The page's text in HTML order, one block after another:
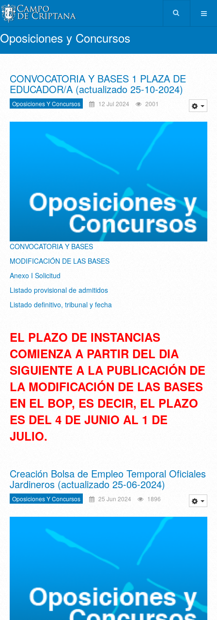
Oposiciones y Concursos
CONVOCATORIA Y BASES 1 PLAZA DE
EDUCADOR/A (actualizado 25-10-2024)
Oposiciones Y Concursos 12 Jul 2024 2001
CONVOCATORIA Y BASES
MODIFICACIÓN DE LAS BASES
Anexo I Solicitud
Listado provisional de admitidos
Listado definitivo, tribunal y fecha
EL PLAZO DE INSTANCIAS
COMIENZA A PARTIR DEL DIA
SIGUIENTE A LA PUBLICACIÓN DE
LA MODIFICACIÓN DE LAS BASES
EN EL BOP, ES DECIR, EL PLAZO
ES DEL 4 DE JUNIO AL 1 DE
JULIO.
Creación Bolsa de Empleo Temporal Oficiales
Jardineros (actualizado 25-06-2024)
Oposiciones Y Concursos 25 Jun 2024 1896